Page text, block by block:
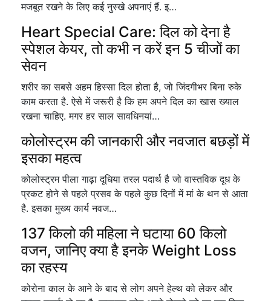
मजबूत रखने के लिए कई नुस्खे अपनाएं हैं. इ…
Heart Special Care: दिल को देना है
स्पेशल केयर, तो कभी न करें इन 5 चीजों का
सेवन
शरीर का सबसे अहम हिस्सा दिल होता है, जो जिंदगीभर बिना रुके
काम करता है. ऐसे में जरूरी है कि हम अपने दिल का खास ख्याल
रखना चाहिए. मगर हर साल सावधिनयां…
कोलोस्ट्रम की जानकारी और नवजात बछड़ों में
इसका महत्व
कोलोस्ट्रम पीला गाढ़ा दूधिया तरल पदार्थ है जो वास्तविक दूध के
प्रकट होने से पहले प्रसव के पहले कुछ दिनों में मां के थन से आता
है. इसका मुख्य कार्य नवज…
137 किलो की महिला ने घटाया 60 किलो
वजन, जानिए क्या है इनके Weight Loss
का रहस्य
कोरोना काल के आने के बाद से लोग अपने हेल्थ को लेकर और